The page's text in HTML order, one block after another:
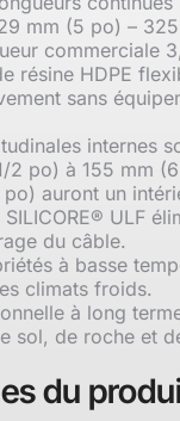
mm (5 po) –
commerciale
résine HDPE
sans
internes
2 po) à 155 mm
auront un
ULF
du câble.
à basse
climats froids.
à long
sol, de roche et
du